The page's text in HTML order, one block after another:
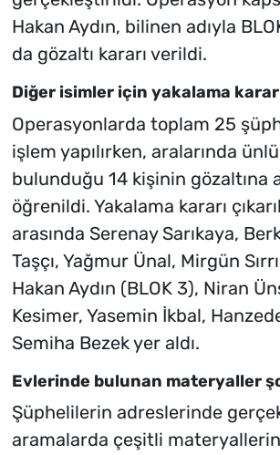
Hakan Aydın, bilinen adıyla
da gözaltı kararı verildi.
Diğer isimler için yakalama kararı
Operasyonlarda toplam 25
işlem yapılırken, aralarında
bulunduğu 14 kişinin gözaltına
öğrenildi. Yakalama kararı
arasında Serenay Sarıkaya,
Taşçı, Yağmur Ünal, Mirgün
Hakan Aydın (BLOK 3), Niran
Kesimer, Yasemin İkbal,
Semiha Bezek yer aldı.
Evlerinde bulunan materyaller
Şüphelilerin adreslerinde
aramalarda çeşitli